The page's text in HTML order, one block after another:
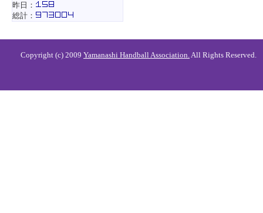
昨日：
総計：
Copyright (c) 2009 Yamanashi Handball Association.All Rights Reserved.